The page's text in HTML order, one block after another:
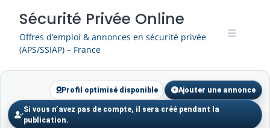
content
Sécurité Privée Online
Offres d’emploi & annonces en sécurité privée
(APS/SSIAP) – France
Profil optimisé disponible Ajouter une annonce
Si vous n’avez pas de compte, il sera créé pendant la
publication.